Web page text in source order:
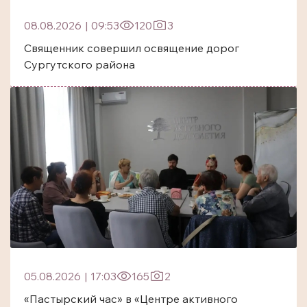
08.08.2026 | 09:53 120
3
Священник совершил освящение дорог
Сургутского района
05.08.2026 | 17:03 165
2
«Пастырский час» в «Центре активного